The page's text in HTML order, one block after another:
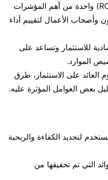
تعد نسبة العائد على الاستثمار (ROI) واحدة من أهم المؤشرات
وأصحاب الأعمال لتقييم أداء
للاستثمار وتساعد على
الموارد.
على الاستثمار، طرق
بعض العوامل المؤثرة عليه.
لتحديد الكفاءة والربحية
التي تم تحقيقها من